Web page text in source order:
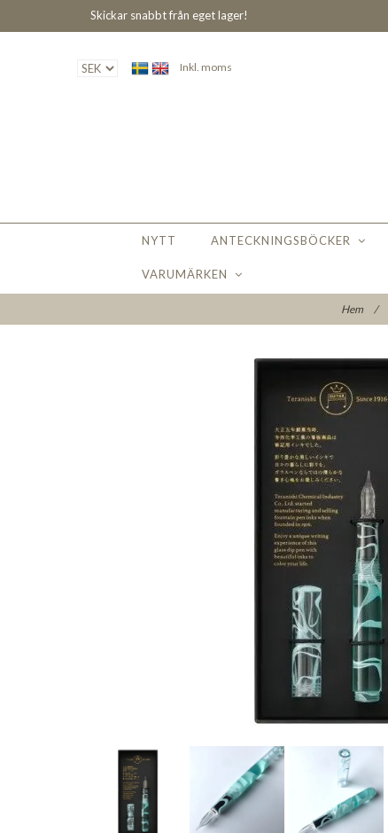
Skickar snabbt från eget lager!
Inkl. moms
NYTT ANTECKNINGSBÖCKER
VARUMÄRKEN
Hem /